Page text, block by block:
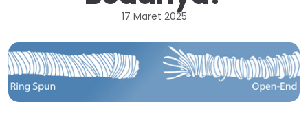
17 Maret 2025